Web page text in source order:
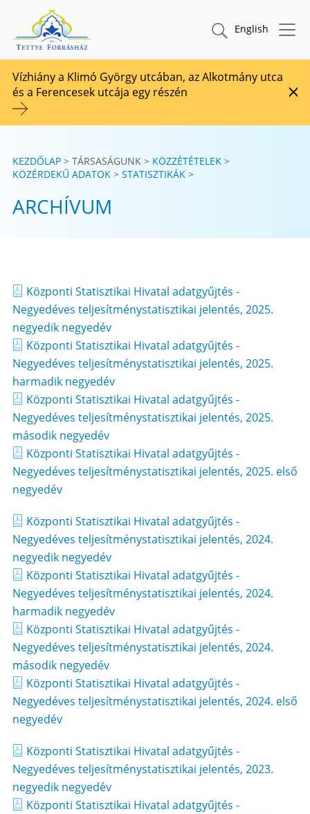
Tovább a tartalomhoz
TETTYE FORRÁSHÁZ Zrt. Keresés indítása
English
Vízhiány a Klimó György utcában, az Alkotmány utca
és a Ferencesek utcája egy részén
KEZDŐLAP TÁRSASÁGUNK
KÖZZÉTÉTELEK
KÖZÉRDEKŰ ADATOK
STATISZTIKÁK
ARCHÍVUM
Központi Statisztikai Hivatal adatgyűjtés -
Negyedéves teljesítménystatisztikai jelentés, 2025.
negyedik negyedév
Központi Statisztikai Hivatal adatgyűjtés -
Negyedéves teljesítménystatisztikai jelentés, 2025.
harmadik negyedév
Központi Statisztikai Hivatal adatgyűjtés -
Negyedéves teljesítménystatisztikai jelentés, 2025.
második negyedév
Központi Statisztikai Hivatal adatgyűjtés -
Negyedéves teljesítménystatisztikai jelentés, 2025. első
negyedév
Központi Statisztikai Hivatal adatgyűjtés -
Negyedéves teljesítménystatisztikai jelentés, 2024.
negyedik negyedév
Központi Statisztikai Hivatal adatgyűjtés -
Negyedéves teljesítménystatisztikai jelentés, 2024.
harmadik negyedév
Központi Statisztikai Hivatal adatgyűjtés -
Negyedéves teljesítménystatisztikai jelentés, 2024.
második negyedév
Központi Statisztikai Hivatal adatgyűjtés -
Negyedéves teljesítménystatisztikai jelentés, 2024. első
negyedév
Központi Statisztikai Hivatal adatgyűjtés -
Negyedéves teljesítménystatisztikai jelentés, 2023.
negyedik negyedév
Központi Statisztikai Hivatal adatgyűjtés -